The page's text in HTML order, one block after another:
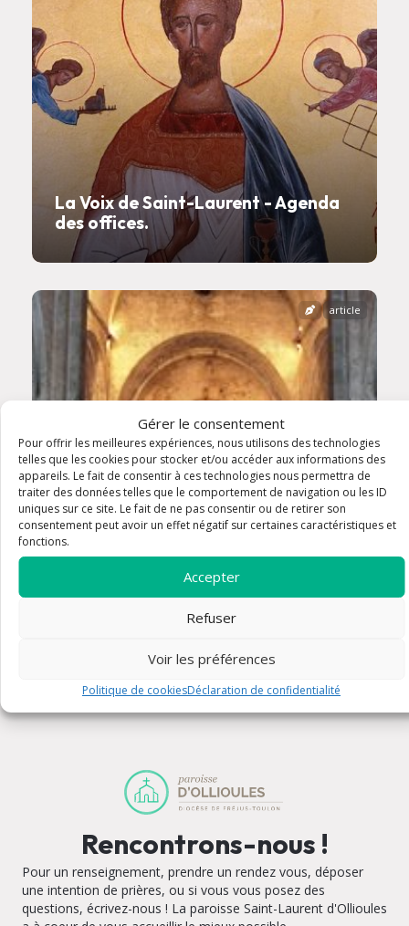
Gérer le consentement
Pour offrir les meilleures expériences, nous utilisons des technologies
telles que les cookies pour stocker et/ou accéder aux informations des
appareils. Le fait de consentir à ces technologies nous permettra de
traiter des données telles que le comportement de navigation ou les ID
uniques sur ce site. Le fait de ne pas consentir ou de retirer son
consentement peut avoir un effet négatif sur certaines caractéristiques et
fonctions.
Accepter
Refuser
Voir les préférences
Politique de cookiesDéclaration de confidentialité
La Voix de Saint-Laurent - Agenda
des offices.
Renseignements pratiques
article
Rencontrons-nous !
Pour un renseignement, prendre un rendez vous, déposer
une intention de prières, ou si vous vous posez des
questions, écrivez-nous ! La paroisse Saint-Laurent d'Ollioules